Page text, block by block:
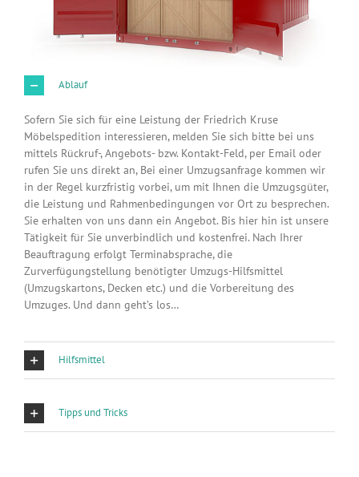
Ablauf
Sofern Sie sich für eine Leistung der Friedrich Kruse
Möbelspedition interessieren, melden Sie sich bitte bei uns
mittels Rückruf-, Angebots- bzw. Kontakt-Feld, per Email oder
rufen Sie uns direkt an, Bei einer Umzugsanfrage kommen wir
in der Regel kurzfristig vorbei, um mit Ihnen die Umzugsgüter,
die Leistung und Rahmenbedingungen vor Ort zu besprechen.
Sie erhalten von uns dann ein Angebot. Bis hier hin ist unsere
Tätigkeit für Sie unverbindlich und kostenfrei. Nach Ihrer
Beauftragung erfolgt Terminabsprache, die
Zurverfügungstellung benötigter Umzugs-Hilfsmittel
(Umzugskartons, Decken etc.) und die Vorbereitung des
Umzuges. Und dann geht’s los…
Hilfsmittel
Tipps und Tricks